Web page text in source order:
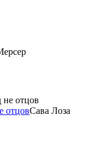
отцовСава Лоза